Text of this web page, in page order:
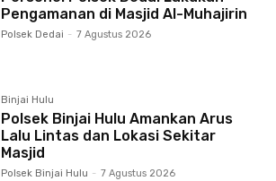
Pengamanan di Masjid Al-Muhajirin
Polsek Dedai - 7 Agustus 2026
Binjai Hulu
Polsek Binjai Hulu Amankan Arus
Lalu Lintas dan Lokasi Sekitar
Masjid
Polsek Binjai Hulu - 7 Agustus 2026